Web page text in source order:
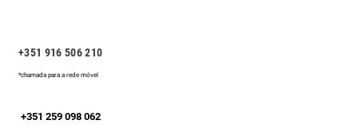
+351 916 506 210
*chamada para a rede móvel
+351 259 098 062